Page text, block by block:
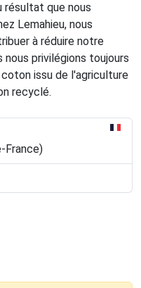
résultat que nous
Lemahieu, nous
à réduire notre
privilégions toujours
issu de l'agriculture
recyclé.
France)